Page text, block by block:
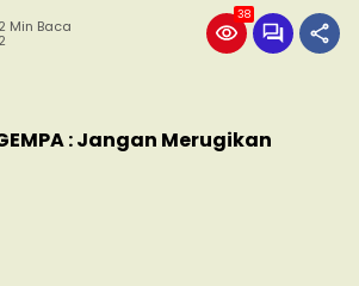
2 Min Baca
38
: Jangan Merugikan